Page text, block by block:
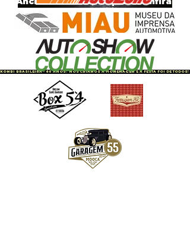
KOMBI BRASILEIRA - 60 ANOS: NÓS CRIAMOS A HOMENAGEM E A FESTA FOI DE TODOS!